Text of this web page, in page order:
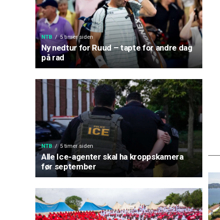
NTB 5 timer siden
Ny nedtur for Ruud – tapte for andre dag
på rad
NTB 5 timer siden
Alle Ice-agenter skal ha kroppskamera
før september